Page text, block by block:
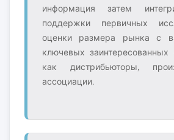
информация затем
поддержки первичных
оценки размера рынка с
ключевых заинтересованных
как дистрибьюторы,
ассоциации.